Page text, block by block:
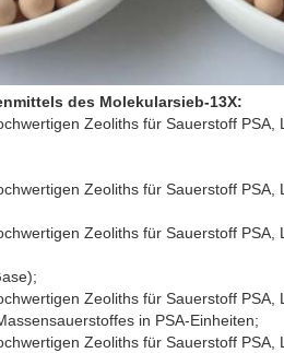
des Molekularsieb-13X:
Zeoliths für Sauerstoff
Zeoliths für Sauerstoff
Zeoliths für Sauerstoff
Zeoliths für Sauerstoff
in PSA-Einheiten;
Zeoliths für Sauerstoff